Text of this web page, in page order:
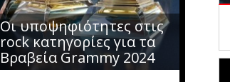
Οι υποψηφιότητες στις
rock κατηγορίες για τα
Βραβεία Grammy 2024